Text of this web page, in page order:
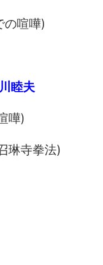
喧嘩)
睦夫
嘩)
琳寺拳法)